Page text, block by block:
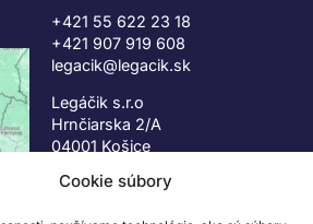
Cookie súbory
+421 55 622 23 18
+421 907 919 608
legacik@legacik.sk
Legáčik s.r.o
Hrnčiarska 2/A
04001 Košice